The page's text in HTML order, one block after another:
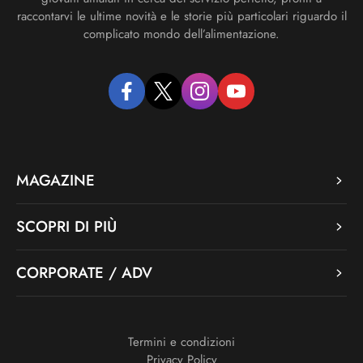
raccontarvi le ultime novità e le storie più particolari riguardo il
complicato mondo dell’alimentazione.
facebooktwitter instagramyoutube
MAGAZINE
SCOPRI DI PIÙ
CORPORATE / ADV
Termini e condizioni